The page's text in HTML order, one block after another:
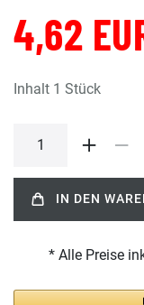
4,62
Inhalt 1 Stück
IN DEN
* Alle Preise